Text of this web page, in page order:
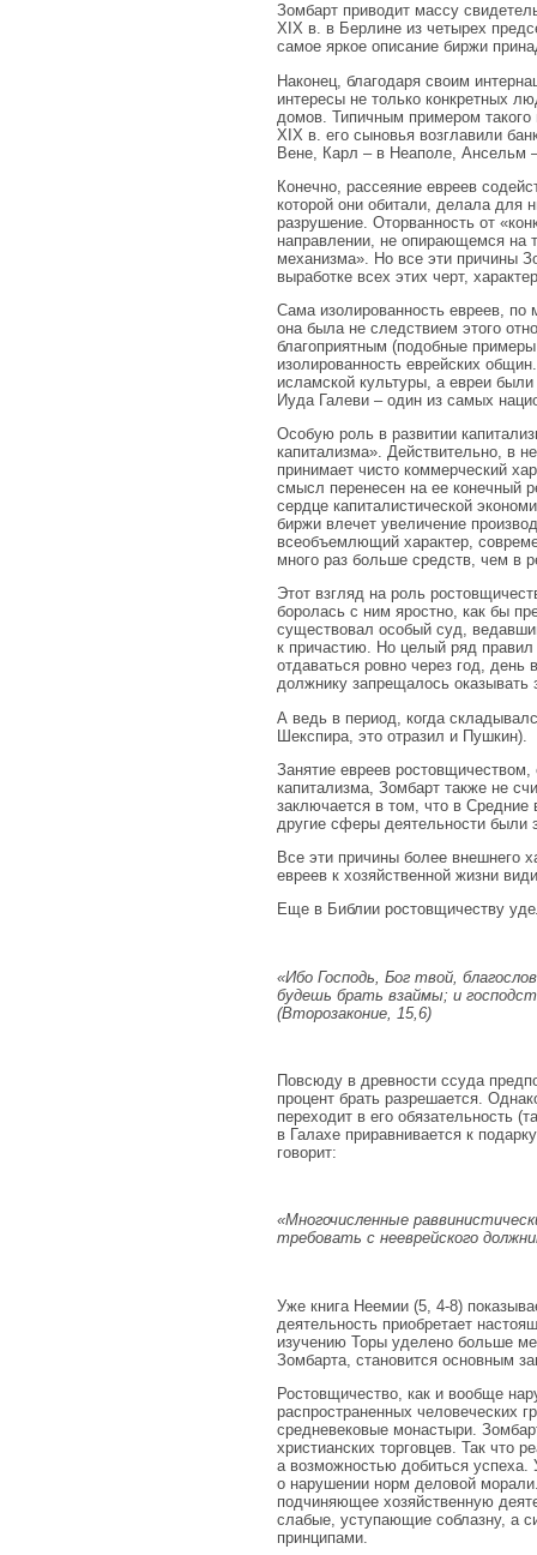
Зомбарт приводит массу
XIX в. в Берлине из четырех
самое яркое описание биржи
Наконец, благодаря своим
интересы не только конкретных
домов. Типичным примером
XIX в. его сыновья возглавили
Вене, Карл – в Неаполе, Ансельм
Конечно, рассеяние евреев
которой они обитали, делала для
разрушение. Оторванность от
направлении, не опирающемся на
механизма». Но все эти причины
выработке всех этих черт,
Сама изолированность евреев,
она была не следствием этого
благоприятным (подобные
изолированность еврейских
исламской культуры, а евреи
Иуда Галеви – один из самых
Особую роль в развитии
капитализма». Действительно, в
принимает чисто коммерческий
смысл перенесен на ее конечный
сердце капиталистической
биржи влечет увеличение
всеобъемлющий характер,
много раз больше средств, чем в
Этот взгляд на роль
боролась с ним яростно, как бы
существовал особый суд,
к причастию. Но целый ряд
отдаваться ровно через год,
должнику запрещалось оказывать
А ведь в период, когда
Шекспира, это отразил и Пушкин).
Занятие евреев
капитализма, Зомбарт также не
заключается в том, что в Средние
другие сферы деятельности были
Все эти причины более внешнего
евреев к хозяйственной жизни
Еще в Библии ростовщичеству
«Ибо Господь, Бог твой,
будешь брать взаймы; и
(Второзаконие, 15,6)
Повсюду в древности ссуда
процент брать разрешается.
переходит в его обязательность
в Галахе приравнивается к
говорит:
«Многочисленные
требовать с нееврейского
Уже книга Неемии (5, 4-8)
деятельность приобретает
изучению Торы уделено больше
Зомбарта, становится основным
Ростовщичество, как и вообще
распространенных человеческих
средневековые монастыри.
христианских торговцев. Так что
а возможностью добиться
о нарушении норм деловой
подчиняющее хозяйственную
слабые, уступающие соблазну, а
принципами.